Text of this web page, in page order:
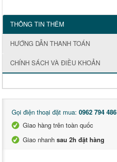
THÔNG TIN THÊM
HƯỚNG DẪN THANH TOÁN
CHÍNH SÁCH VÀ ĐIỀU KHOẢN
Gọi điện thoại đặt mua: 0962 794 486
Giao hàng trên toàn quốc
Giao nhanh sau 2h đặt hàng